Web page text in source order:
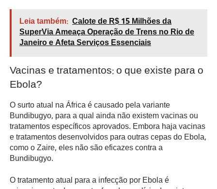
Leia também: Calote de R$ 15 Milhões da
SuperVia Ameaça Operação de Trens no Rio de
Janeiro e Afeta Serviços Essenciais
Vacinas e tratamentos: o que existe para o
Ebola?
O surto atual na África é causado pela variante
Bundibugyo, para a qual ainda não existem vacinas ou
tratamentos específicos aprovados. Embora haja vacinas
e tratamentos desenvolvidos para outras cepas do Ebola,
como o Zaire, eles não são eficazes contra a
Bundibugyo.
O tratamento atual para a infecção por Ebola é